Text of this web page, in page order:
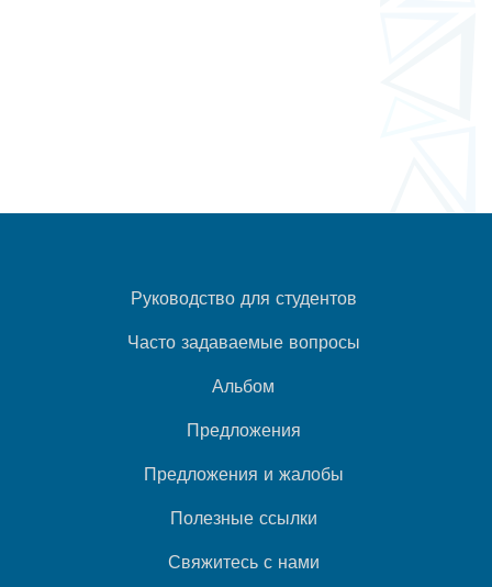
Руководство для студентов
Часто задаваемые вопросы
Альбом
Предложения
Предложения и жалобы
Полезные ссылки
Свяжитесь с нами